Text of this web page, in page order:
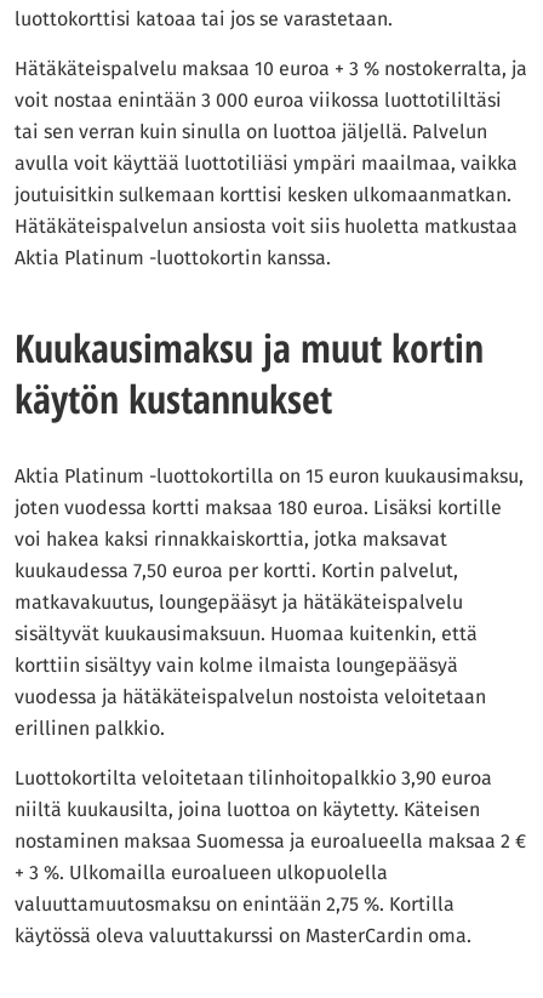
luottokorttisi katoaa tai jos se varastetaan.
Hätäkäteispalvelu maksaa 10 euroa + 3 % nostokerralta, ja
voit nostaa enintään 3 000 euroa viikossa luottotililtäsi
tai sen verran kuin sinulla on luottoa jäljellä. Palvelun
avulla voit käyttää luottotiliäsi ympäri maailmaa, vaikka
joutuisitkin sulkemaan korttisi kesken ulkomaanmatkan.
Hätäkäteispalvelun ansiosta voit siis huoletta matkustaa
Aktia Platinum -luottokortin kanssa.
Kuukausimaksu ja muut kortin
käytön kustannukset
Aktia Platinum -luottokortilla on 15 euron kuukausimaksu,
joten vuodessa kortti maksaa 180 euroa. Lisäksi kortille
voi hakea kaksi rinnakkaiskorttia, jotka maksavat
kuukaudessa 7,50 euroa per kortti. Kortin palvelut,
matkavakuutus, loungepääsyt ja hätäkäteispalvelu
sisältyvät kuukausimaksuun. Huomaa kuitenkin, että
korttiin sisältyy vain kolme ilmaista loungepääsyä
vuodessa ja hätäkäteispalvelun nostoista veloitetaan
erillinen palkkio.
Luottokortilta veloitetaan tilinhoitopalkkio 3,90 euroa
niiltä kuukausilta, joina luottoa on käytetty. Käteisen
nostaminen maksaa Suomessa ja euroalueella maksaa 2 €
+ 3 %. Ulkomailla euroalueen ulkopuolella
valuuttamuutosmaksu on enintään 2,75 %. Kortilla
käytössä oleva valuuttakurssi on MasterCardin oma.